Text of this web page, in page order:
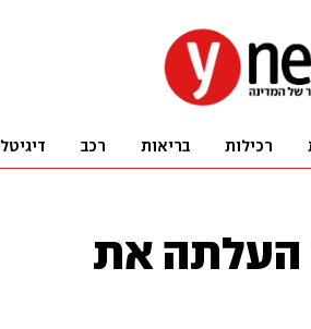
רכילות בריאות רכב דיגיטל
העלתה את